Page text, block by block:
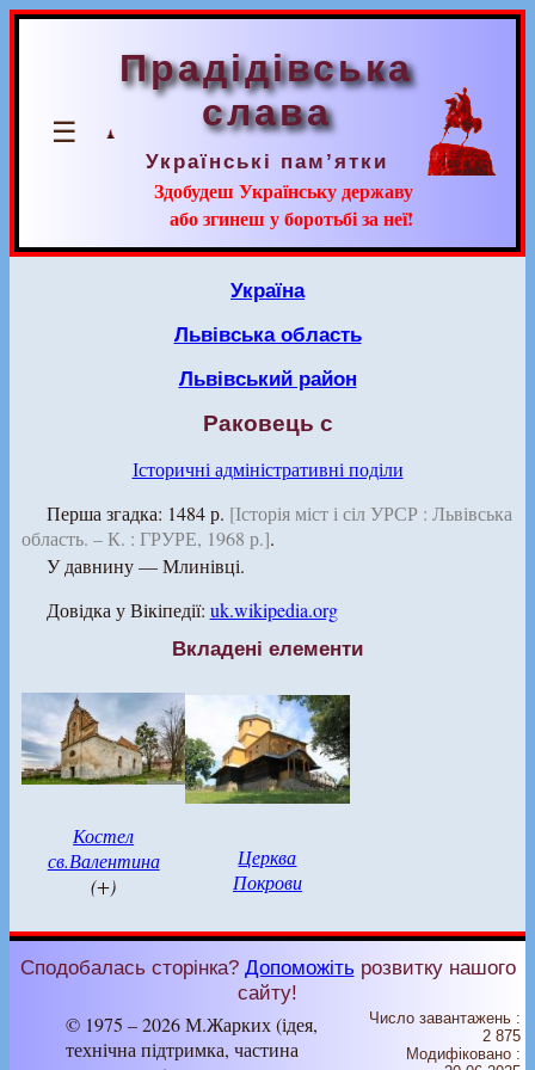
☰
Прадідівська
слава
Українські пам’ятки
Здобудеш Українську державу
або згинеш у боротьбі за неї!
Україна
Львівська область
Львівський район
Раковець с
Історичні адміністративні поділи
Перша згадка: 1484 р. [Історія міст і сіл УРСР : Львівська
область. – К. : ГРУРЕ, 1968 р.].
У давнину — Млинівці.
Довідка у Вікіпедії: uk.wikipedia.org
Вкладені елементи
Костел
св.Валентина
(+)
Церква
Покрови
Сподобалась сторінка? Допоможіть розвитку нашого
сайту!
© 1975 – 2026 М.Жарких (ідея,
технічна підтримка, частина
Число завантажень :
2 875
Модифіковано :